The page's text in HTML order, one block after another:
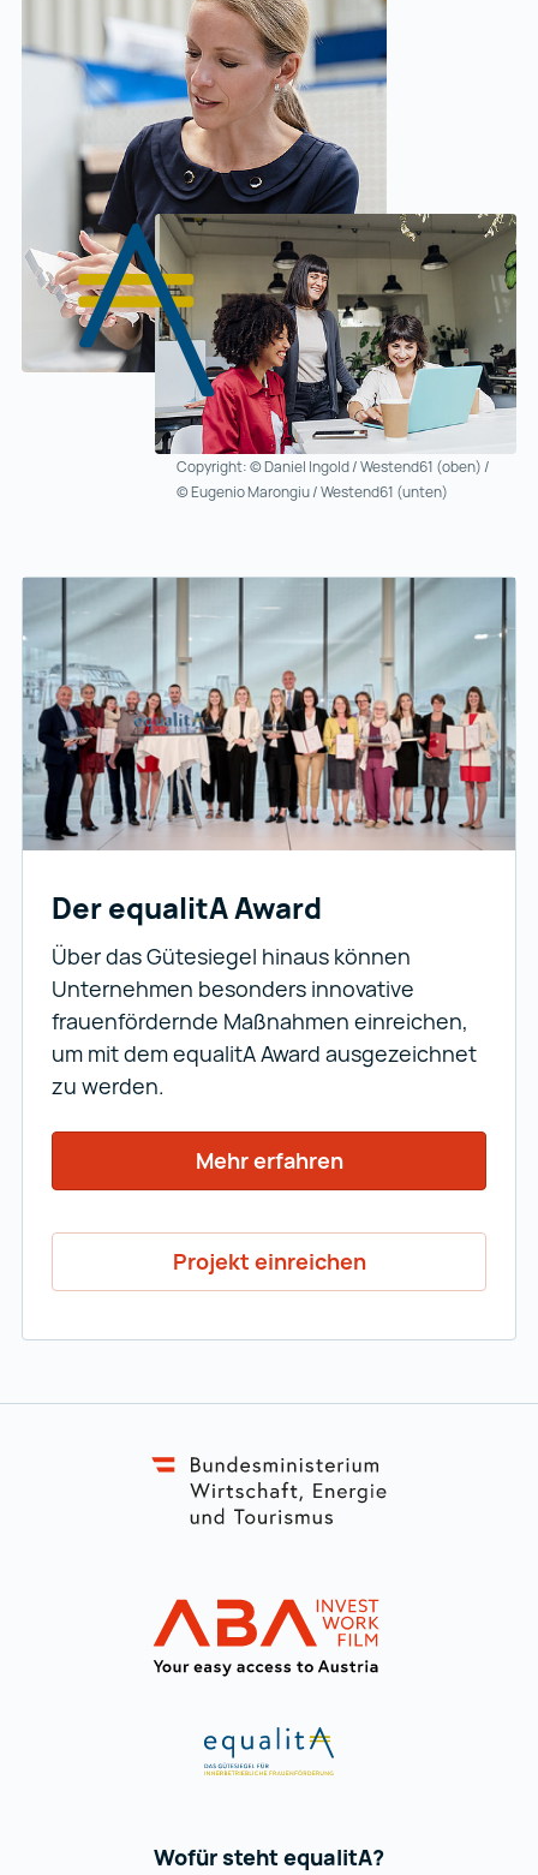
Copyright: © Daniel Ingold / Westend61 (oben) /
© Eugenio Marongiu / Westend61 (unten)
Der equalitA Award
Über das Gütesiegel hinaus können
Unternehmen besonders innovative
frauenfördernde Maßnahmen einreichen,
um mit dem equalitA Award ausgezeichnet
zu werden.
Mehr erfahren
Projekt einreichen
Wofür steht equalitA?